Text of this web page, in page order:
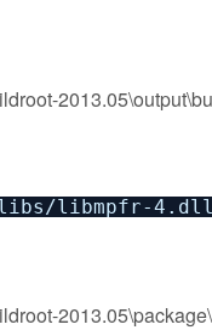
libmpfr-